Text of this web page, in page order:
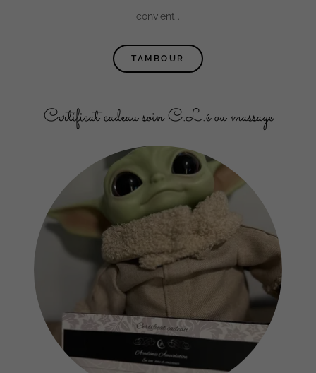
convient .
TAMBOUR
Certificat cadeau soin C.L.é ou massage